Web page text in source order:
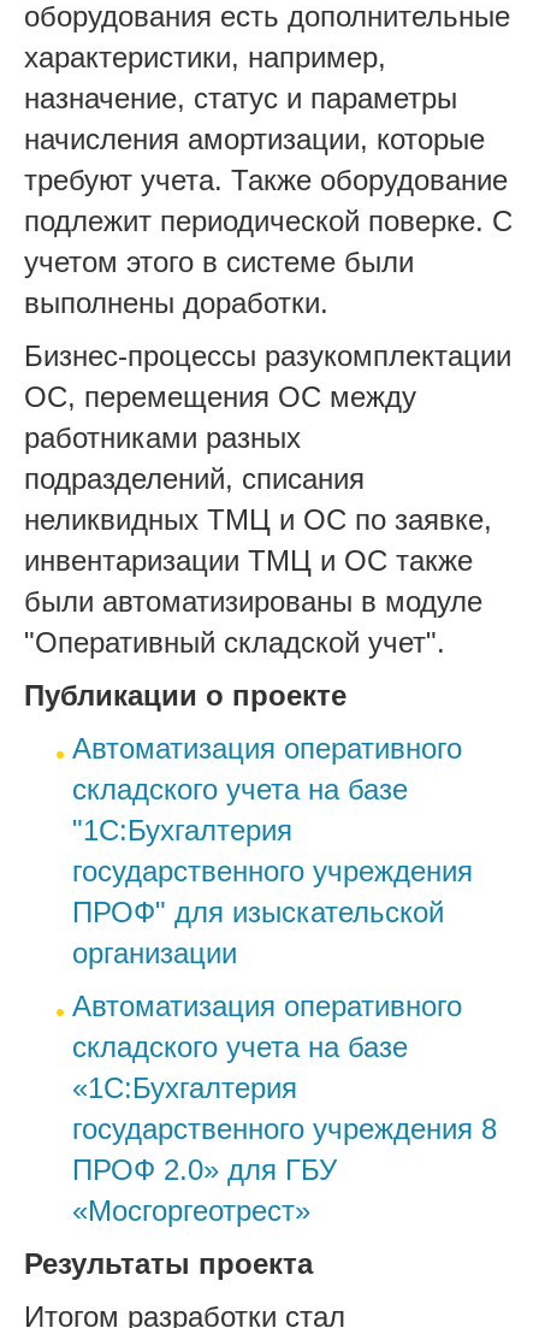
оборудования есть дополнительные
характеристики, например,
назначение, статус и параметры
начисления амортизации, которые
требуют учета. Также оборудование
подлежит периодической поверке. С
учетом этого в системе были
выполнены доработки.
Бизнес-процессы разукомплектации
ОС, перемещения ОС между
работниками разных
подразделений, списания
неликвидных ТМЦ и ОС по заявке,
инвентаризации ТМЦ и ОС также
были автоматизированы в модуле
"Оперативный складской учет".
Публикации о проекте
Автоматизация оперативного
складского учета на базе
"1С:Бухгалтерия
государственного учреждения
ПРОФ" для изыскательской
организации
Автоматизация оперативного
складского учета на базе
«1С:Бухгалтерия
государственного учреждения 8
ПРОФ 2.0» для ГБУ
«Мосгоргеотрест»
Результаты проекта
Итогом разработки стал